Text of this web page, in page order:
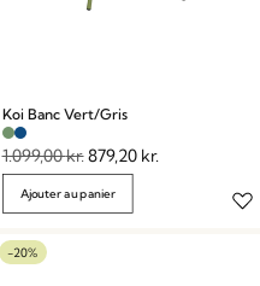
Koi Banc Vert/Gris
1.099,00kr.879,20 kr.
Ajouter au panier
-20%